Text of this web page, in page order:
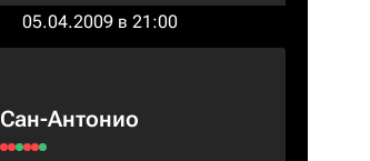
05.04.2009 в 21:00
Сан-Антонио